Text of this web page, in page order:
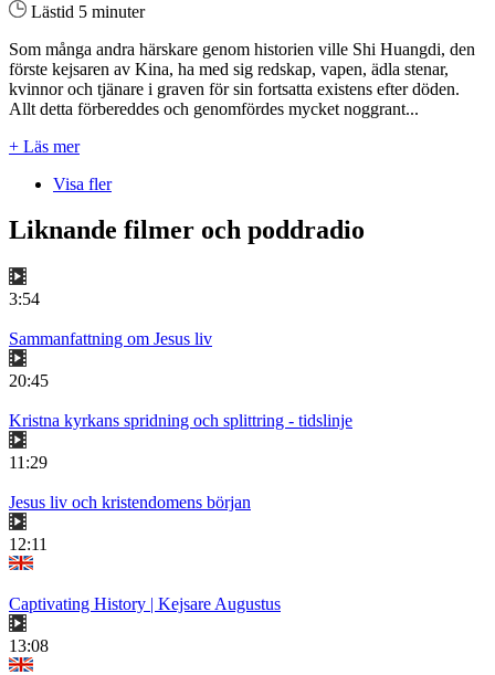
Lästid 5 minuter
Som många andra härskare genom historien ville Shi Huangdi, den
förste kejsaren av Kina, ha med sig redskap, vapen, ädla stenar,
kvinnor och tjänare i graven för sin fortsatta existens efter döden.
Allt detta förbereddes och genomfördes mycket noggrant...
+ Läs mer
Visa fler
Liknande filmer och poddradio
3:54
Sammanfattning om Jesus liv
20:45
Kristna kyrkans spridning och splittring - tidslinje
11:29
Jesus liv och kristendomens början
12:11
Captivating History | Kejsare Augustus
13:08